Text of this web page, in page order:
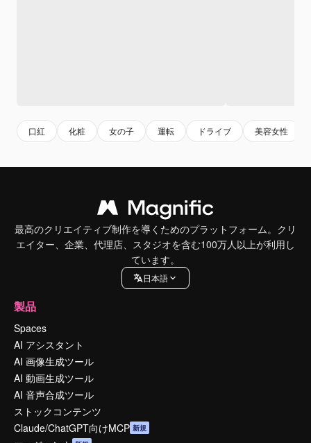
口紅 化粧 女の子 運転 ドライブ 美容女性
最高のクリエイティブ制作を導くためのプラットフォーム。クリ
エイター、企業、代理店、スタジオを含む100万人以上が利用し
ています。
日本語
製品
Spaces
AI アシスタント
AI 画像生成ツール
AI 動画生成ツール
AI 音声合成ツール
ストックコンテンツ
Claude/ChatGPT向けMCP 新規